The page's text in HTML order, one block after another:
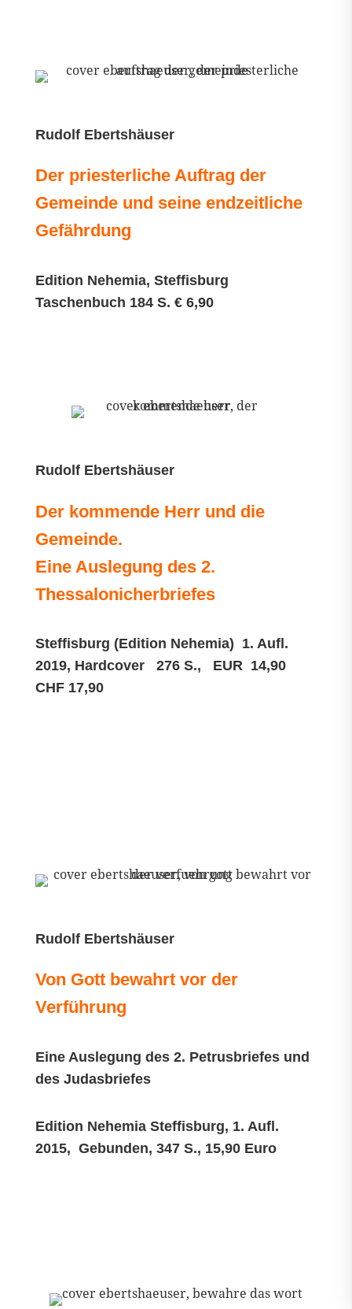
Rudolf Ebertshäuser
Der priesterliche Auftrag der
Gemeinde und seine endzeitliche
Gefährdung
Edition Nehemia, Steffisburg
Taschenbuch 184 S. € 6,90
Rudolf Ebertshäuser
Der kommende Herr und die
Gemeinde.
Eine Auslegung des 2.
Thessalonicherbriefes
Steffisburg (Edition Nehemia) 1. Aufl.
2019, Hardcover 276 S., EUR 14,90
CHF 17,90
Rudolf Ebertshäuser
Von Gott bewahrt vor der
Verführung
Eine Auslegung des 2. Petrusbriefes und
des Judasbriefes
Edition Nehemia Steffisburg, 1. Aufl.
2015, Gebunden, 347 S., 15,90 Euro